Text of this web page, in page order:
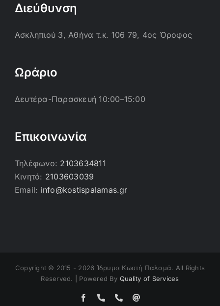
Διεύθυνση
Ασκληπιού 3, Αθήνα τ.κ. 106 79, 4ος Όροφος
Ωράριο
Δευτέρα-Παρασκευή 10:00–15:00
Επικοινωνία
Τηλέφωνο: 2103634811
Κινητό: 2103603039
Email: info@kostispalamas.gr
Copyright © 2015 - 2026 Ίδρυμα Κωστή Παλαμά. All Rights
Reserved. | Powered By Quality of Services
FacebookΤηλέφωνο
Τηλέφωνο